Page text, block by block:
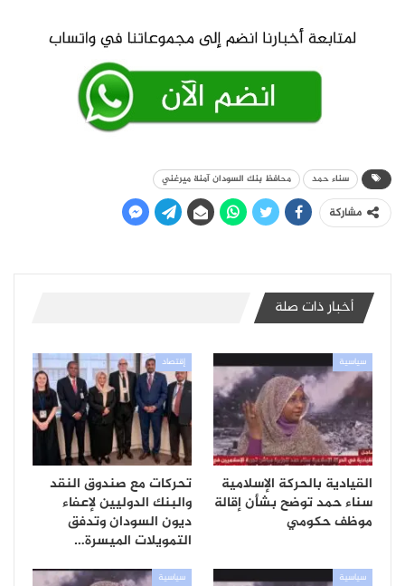
سناء حمد محافظ بنك السودان آمنة ميرغني
مشاركة
أخبار ذات صلة
سياسية
القيادية بالحركة الإسلامية
سناء حمد توضح بشأن إقالة
موظف حكومي
إقتصاد
تحركات مع صندوق النقد
والبنك الدوليين لإعفاء
ديون السودان وتدفق
التمويلات الميسرة…
سياسية سياسية